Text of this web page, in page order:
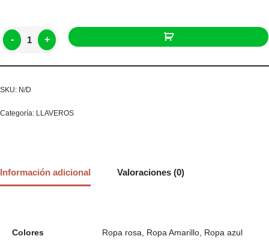
- +
SKU: N/D
Categoría: LLAVEROS
Información adicional Valoraciones (0)
Colores Ropa rosa, Ropa Amarillo, Ropa azul